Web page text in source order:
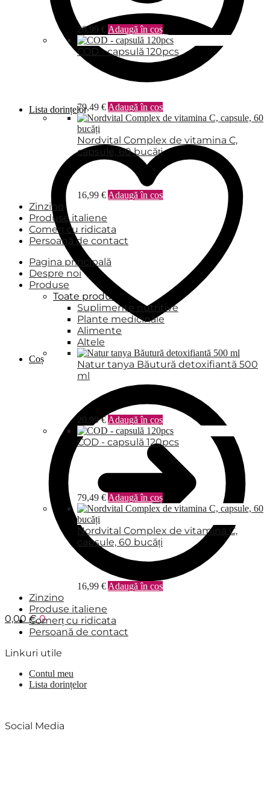
Lista dorințelor
Coș
0,00 € 0
20,99 € Adaugă în coș
COD - capsulă 120pcs
79,49 € Adaugă în coș
Nordvital Complex de vitamina C,
capsule, 60 bucăți
16,99 € Adaugă în coș
Zinzino
Produse italiene
Comerț cu ridicata
Persoană de contact
Pagina principală
Despre noi
Produse
Toate produsele
Suplimente nutritive
Plante medicinale
Alimente
Altele
Natur tanya Băutură detoxifiantă 500
ml
20,99€ Adaugă în coș
COD - capsulă 120pcs
79,49 € Adaugă în coș
Nordvital Complex de vitamina C,
capsule, 60 bucăți
16,99 € Adaugă în coș
Zinzino
Produse italiene
Comerț cu ridicata
Persoană de contact
Linkuri utile
Contul meu
Lista dorințelor
Social Media